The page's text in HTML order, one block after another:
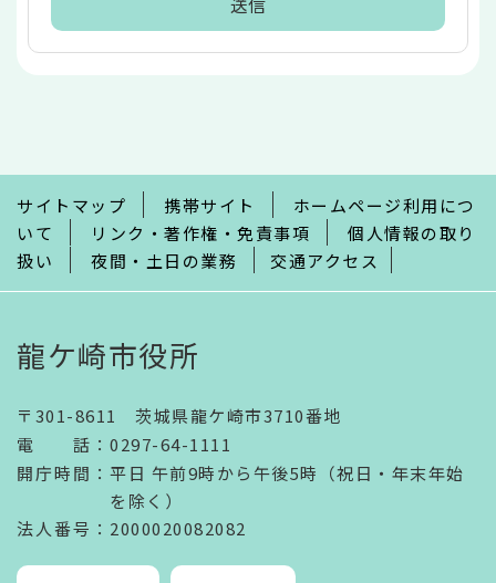
で
サイトマップ 携帯サイト
ホームページ利用につ
いて
リンク・著作権・免責事項
個人情報の取り
扱い
夜間・土日の業務 交通アクセス
龍ケ崎市役所
〒301-8611 茨城県龍ケ崎市3710番地
電話 ： 0297-64-1111
開庁時間 ： 平日 午前9時から午後5時（祝日・年末年始
を除く）
法人番号 ：2000020082082